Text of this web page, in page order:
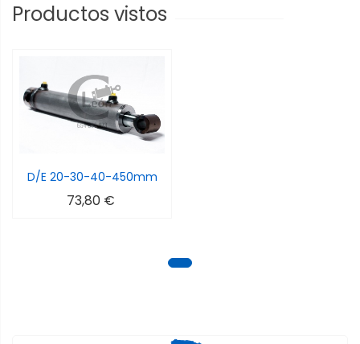
Productos vistos
D/E 20-30-40-450mm
73,80 €